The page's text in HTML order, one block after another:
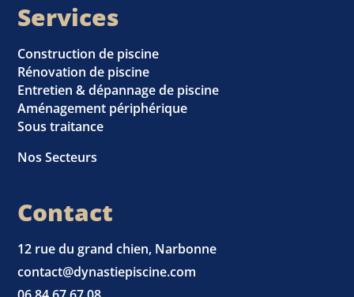
Services
Construction de piscine
Rénovation de piscine
Entretien & dépannage de piscine
Aménagement périphérique
Sous traitance
Nos Secteurs
Contact
12 rue du grand chien, Narbonne
contact@dynastiepiscine.com